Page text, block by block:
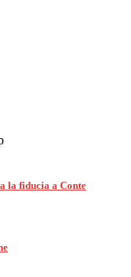
la fiducia a Conte